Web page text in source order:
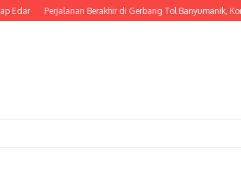
Perjalanan Berakhir di Gerbang Tol Banyumanik,